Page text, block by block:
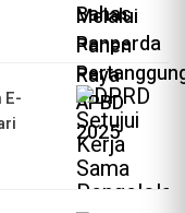
E-